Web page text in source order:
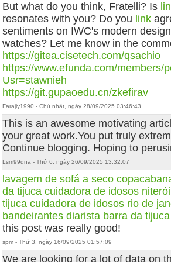
But what do you think, Fratelli? Is
resonates with you? Do you link
sentiments on IWC's modern
watches? Let me know in the
https://gitea.cisetech.com/qsachio
https://www.efunda.com/members/
Usr=stawnieh
https://git.gupaoedu.cn/zkefirav
Farajiy1990 - Chủ nhật, ngày 28/09/2025 03:46:43
This is an awesome motivating
your great work.You put truly
Continue blogging. Hoping to
Lsm99dna - Thứ 6, ngày 26/09/2025 13:32:07
lavagem de sofá a seco
da tijuca cuidadora de idosos niterói
tijuca cuidadora de idosos rio de
bandeirantes diarista barra da tijuca
this post was really good!
spm - Thứ 3, ngày 16/09/2025 01:57:09
We are looking for a lot of data on